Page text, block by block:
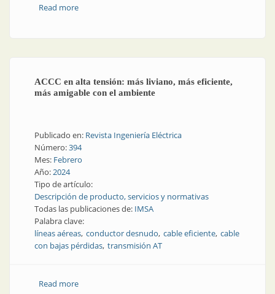
Read moreabout Para la minería: energía, seguridad y eficiencia
ACCC en alta tensión: más liviano, más eficiente,
más amigable con el ambiente
Publicado en: Revista Ingeniería Eléctrica
Número:394
Mes: Febrero
Año:2024
Tipo de artículo:
Descripción de producto, servicios y normativas
Todas las publicaciones de: IMSA
Palabra clave:
líneas aéreas conductor desnudo cable eficiente cable
con bajas pérdidas transmisión AT
Read moreabout ACCC en alta tensión: más liviano, más